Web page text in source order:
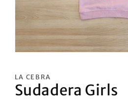
1
en
una
LA CEBRA
Sudadera Girls